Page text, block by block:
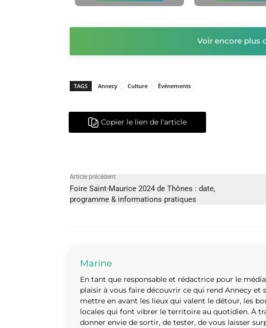
Voir encore plus
TAGS Annecy Culture Événements
Copier le lien de l'article
Article précédent
Foire Saint-Maurice 2024 de Thônes : date,
programme & informations pratiques
Marine
En tant que responsable et rédactrice pour le
plaisir à vous faire découvrir ce qui rend Annecy et
mettre en avant les lieux qui valent le détour, les
locales qui font vibrer le territoire au quotidien. À
donner envie de sortir, de tester, de vous laisser